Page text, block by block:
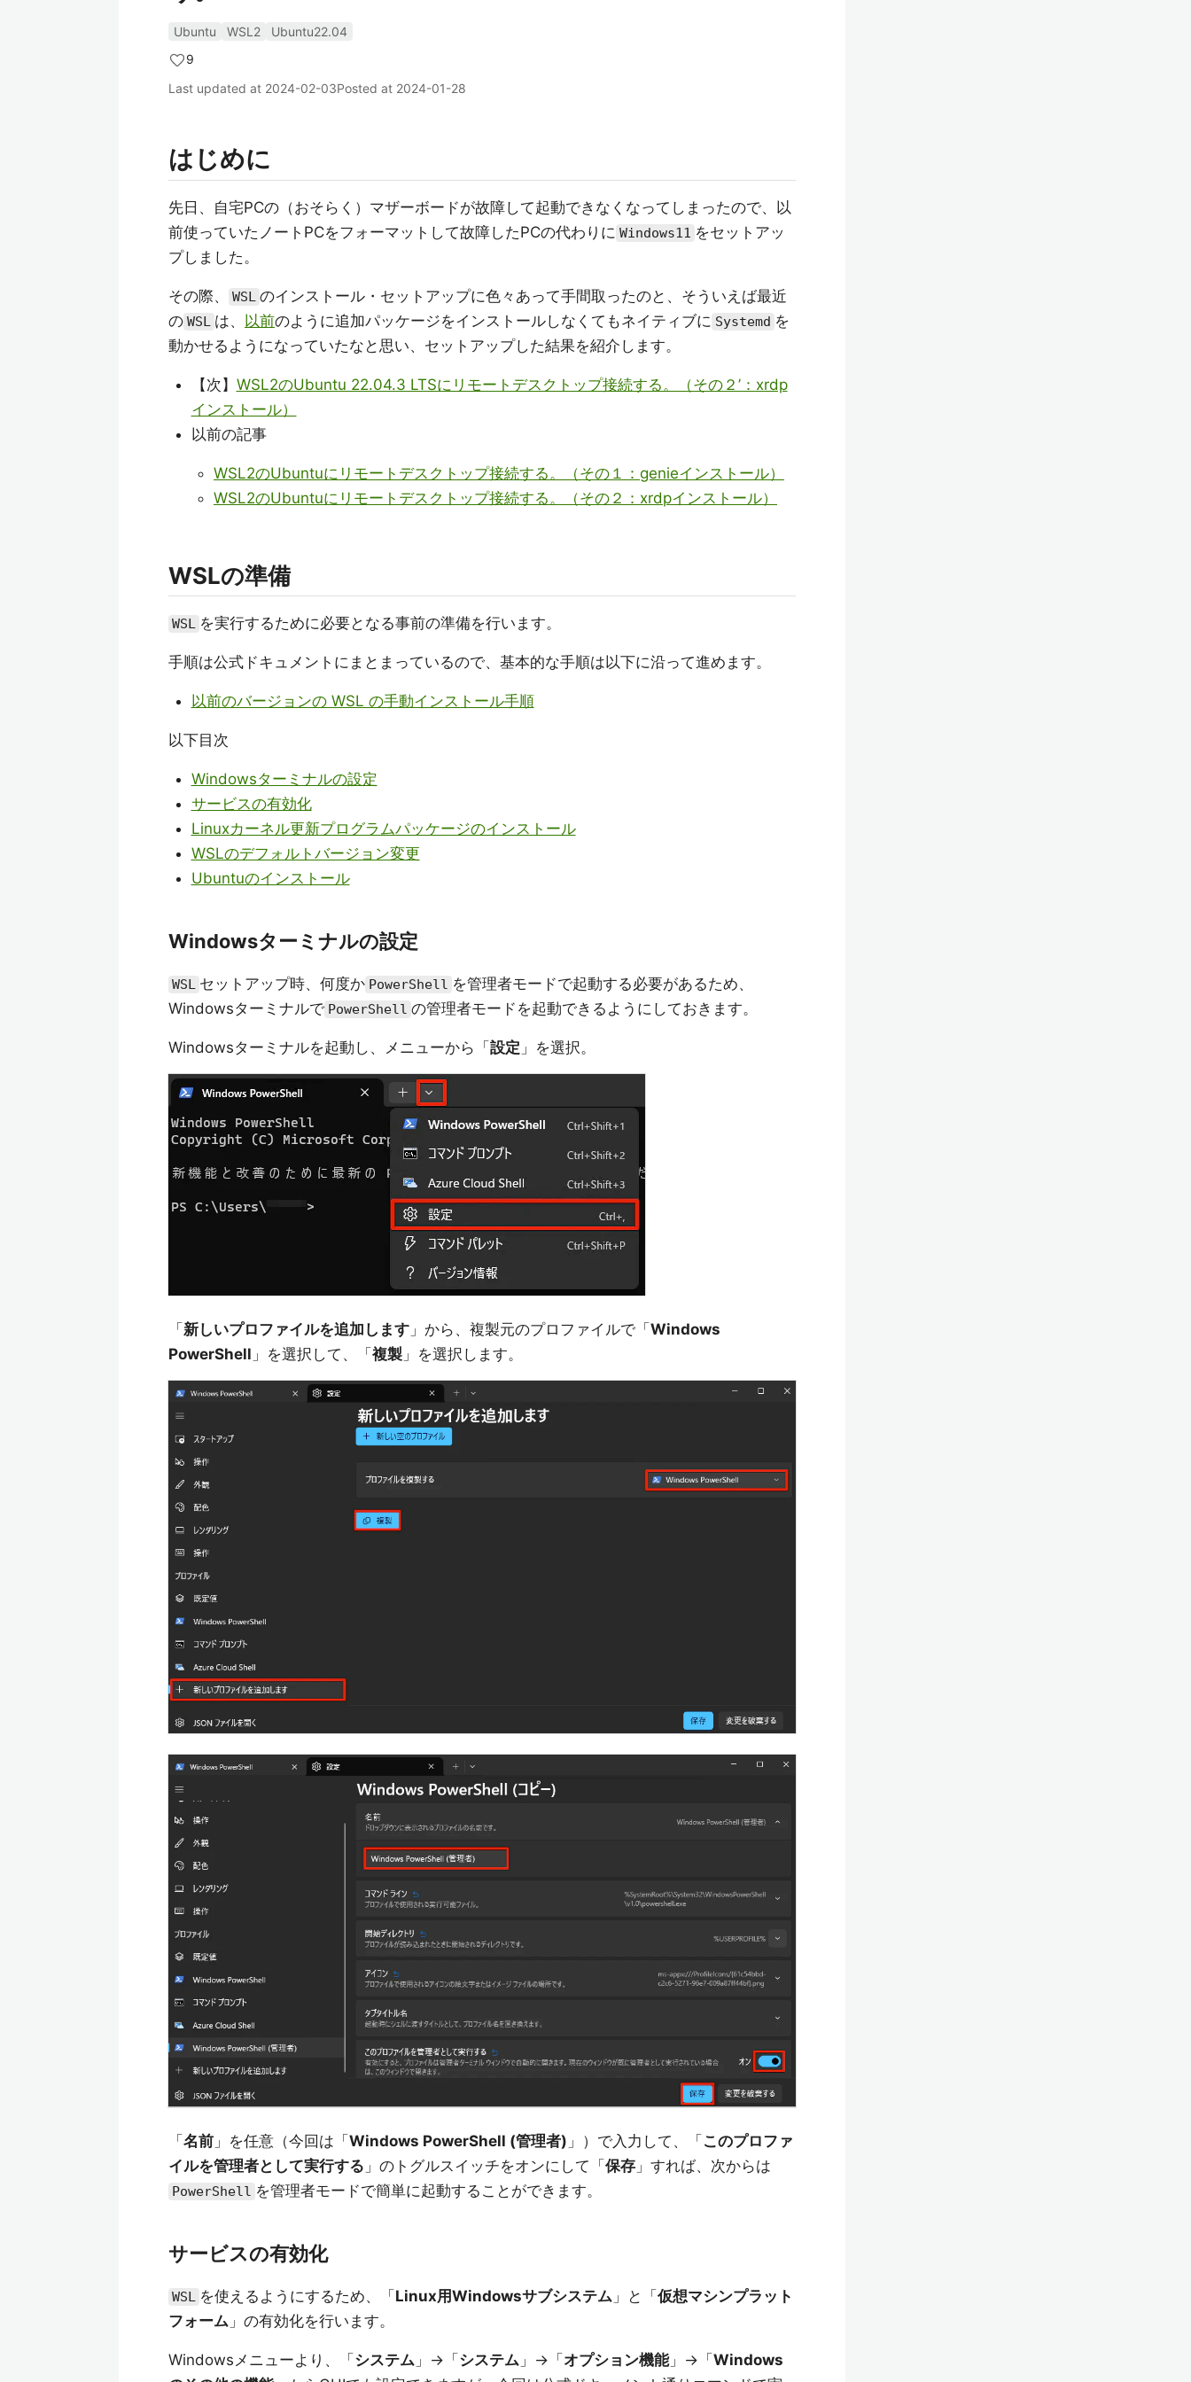
Ubuntu WSL2
Ubuntu22.04
9
Last updated at 2024-02-03Posted at 2024-01-28
はじめに
先日、自宅PCの（おそらく）マザーボードが故障して起動できなくなってしまったので、以
前使っていたノートPCをフォーマットして故障したPCの代わりに Windows11 をセットアッ
プしました。
その際、 WSL のインストール・セットアップに色々あって手間取ったのと、そういえば最近
の WSL は、 以前のように追加パッケージをインストールしなくてもネイティブに Systemd を
動かせるようになっていたなと思い、セットアップした結果を紹介します。
【次】 WSL2のUbuntu 22.04.3 LTSにリモートデスクトップ接続する。（その２’：xrdp
インストール）
以前の記事
WSL2のUbuntuにリモートデスクトップ接続する。（その１：genieインストール）
WSL2のUbuntuにリモートデスクトップ接続する。（その２：xrdpインストール）
WSLの準備
WSL を実行するために必要となる事前の準備を行います。
手順は公式ドキュメントにまとまっているので、基本的な手順は以下に沿って進めます。
以前のバージョンの WSL の手動インストール手順
以下目次
Windowsターミナルの設定
サービスの有効化
Linuxカーネル更新プログラムパッケージのインストール
WSLのデフォルトバージョン変更
Ubuntuのインストール
Windowsターミナルの設定
WSL セットアップ時、何度か PowerShell を管理者モードで起動する必要があるため、
Windowsターミナルで PowerShell の管理者モードを起動できるようにしておきます。
Windowsターミナルを起動し、メニューから「 設定 」を選択。
「 新しいプロファイルを追加します 」から、複製元のプロファイルで「 Windows
PowerShell 」を選択して、「 複製 」を選択します。
「 名前 」を任意（今回は「 Windows PowerShell (管理者) 」）で入力して、「 このプロファ
イルを管理者として実行する 」のトグルスイッチをオンにして「 保存 」すれば、次からは
PowerShell を管理者モードで簡単に起動することができます。
サービスの有効化
WSL を使えるようにするため、「 Linux用Windowsサブシステム 」と「 仮想マシンプラット
フォーム 」の有効化を行います。
Windowsメニューより、「 システム 」→「 システム 」→「 オプション機能」→「 Windows